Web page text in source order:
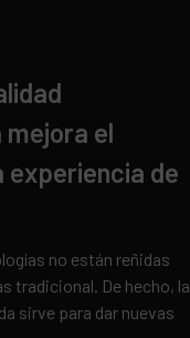
el
experiencia de
no están reñidas
tradicional. De hecho, la
sirve para dar nuevas